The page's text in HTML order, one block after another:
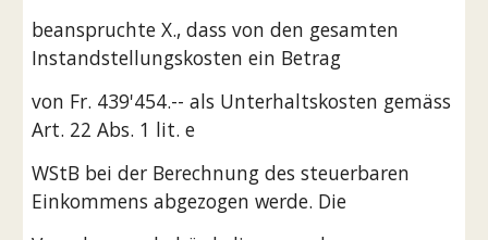
beanspruchte X., dass von den gesamten
Instandstellungskosten ein Betrag
von Fr. 439'454.-- als Unterhaltskosten gemäss
Art. 22 Abs. 1 lit. e
WStB bei der Berechnung des steuerbaren
Einkommens abgezogen werde. Die